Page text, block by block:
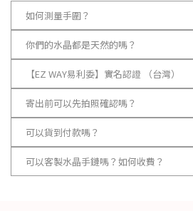
如何測量手圍？
你們的水晶都是天然的嗎？
【EZ WAY易利委】實名認證 （台灣）
寄出前可以先拍照確認嗎？
可以貨到付款嗎？
可以客製水晶手鏈嗎？如何收費？